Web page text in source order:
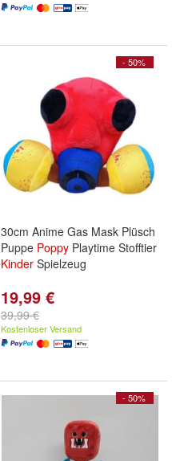
- 50%
30cm Anime Gas Mask Plüsch
Puppe Poppy Playtime Stofftier
Kinder Spielzeug
19,99 €
39,99 €
Kostenloser Versand
- 50%